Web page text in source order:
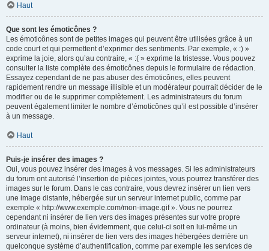
Haut
Que sont les émoticônes ?
Les émoticônes sont de petites images qui peuvent être utilisées grâce à un
code court et qui permettent d’exprimer des sentiments. Par exemple, « :) »
exprime la joie, alors qu’au contraire, « :( » exprime la tristesse. Vous pouvez
consulter la liste complète des émoticônes depuis le formulaire de rédaction.
Essayez cependant de ne pas abuser des émoticônes, elles peuvent
rapidement rendre un message illisible et un modérateur pourrait décider de le
modifier ou de le supprimer complètement. Les administrateurs du forum
peuvent également limiter le nombre d’émoticônes qu’il est possible d’insérer
à un message.
Haut
Puis-je insérer des images ?
Oui, vous pouvez insérer des images à vos messages. Si les administrateurs
du forum ont autorisé l’insertion de pièces jointes, vous pourrez transférer des
images sur le forum. Dans le cas contraire, vous devrez insérer un lien vers
une image distante, hébergée sur un serveur internet public, comme par
exemple « http://www.exemple.com/mon-image.gif ». Vous ne pourrez
cependant ni insérer de lien vers des images présentes sur votre propre
ordinateur (à moins, bien évidemment, que celui-ci soit en lui-même un
serveur internet), ni insérer de lien vers des images hébergées derrière un
quelconque système d’authentification, comme par exemple les services de